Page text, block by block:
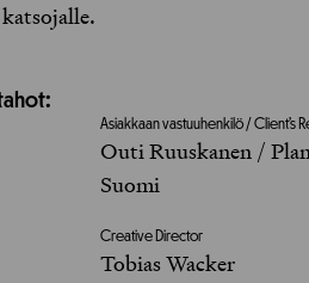
Asiakkaan vastuuhenkilö / Client’s
Outi Ruuskanen /
Suomi
Creative Director
Tobias Wacker